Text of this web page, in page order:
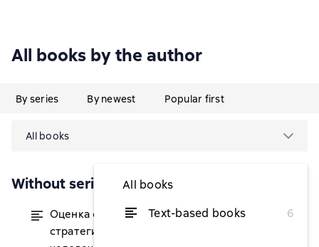
All books by the author
By series By newest Popular first
All books
All books
Text-based books
6
Without series
Оценка факторов и ограничений
стратегического развития
from $3.21